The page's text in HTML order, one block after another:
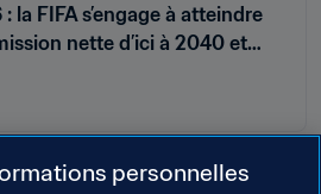
la FIFA s’engage à atteindre
nette d’ici à 2040 et
personnelles